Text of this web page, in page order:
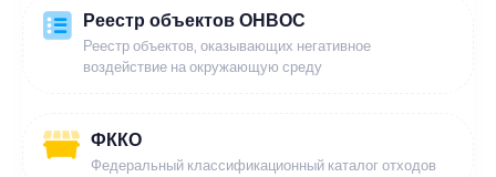
Реестр объектов ОНВОС
Реестр объектов, оказывающих негативное
воздействие на окружающую среду
ФККО
Федеральный классификационный каталог отходов